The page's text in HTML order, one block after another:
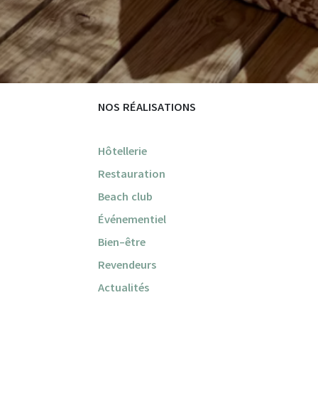
NOS RÉALISATIONS
Hôtellerie
Restauration
Beach club
Événementiel
Bien-être
Revendeurs
Actualités